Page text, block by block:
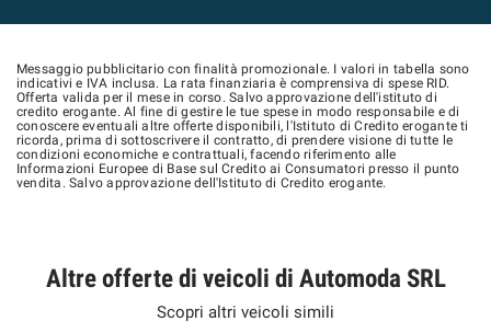
Messaggio pubblicitario con finalità promozionale. I valori in tabella sono
indicativi e IVA inclusa. La rata finanziaria è comprensiva di spese RID.
Offerta valida per il mese in corso. Salvo approvazione dell'istituto di
credito erogante. Al fine di gestire le tue spese in modo responsabile e di
conoscere eventuali altre offerte disponibili, l'Istituto di Credito erogante ti
ricorda, prima di sottoscrivere il contratto, di prendere visione di tutte le
condizioni economiche e contrattuali, facendo riferimento alle
Informazioni Europee di Base sul Credito ai Consumatori presso il punto
vendita. Salvo approvazione dell'Istituto di Credito erogante.
Altre offerte di veicoli di Automoda SRL
Scopri altri veicoli simili